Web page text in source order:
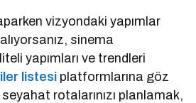
vizyondaki yapımlar
sinema
yapımları ve trendleri
listesi platformlarına göz
rotalarınızı planlamak,